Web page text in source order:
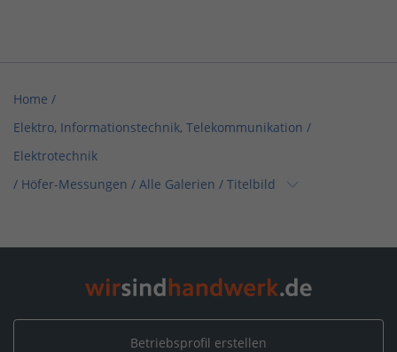
Home /
Elektro, Informationstechnik, Telekommunikation /
Elektrotechnik
/ Höfer-Messungen / Alle Galerien / Titelbild
Titelbild
Betriebsprofil erstellen